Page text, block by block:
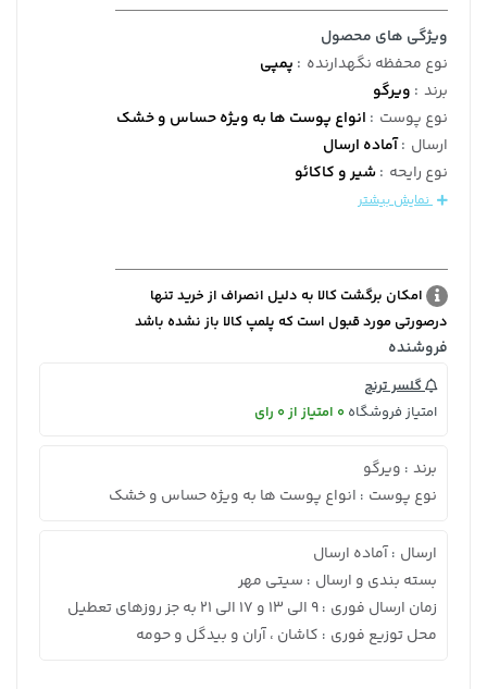
ویژگی های محصول
نوع محفظه نگهدارنده : پمپی
برند : ویرگو
نوع پوست : انواع پوست ها به ویژه حساس و خشک
ارسال :آماده ارسال
نوع رایحه :شیر و کاکائو
نمایش بیشتر
امکان برگشت کالا به دلیل انصراف از خرید تنها
درصورتی مورد قبول است که پلمپ کالا باز نشده باشد
فروشنده
گلسر ترنج
امتیاز فروشگاه 0 امتیاز از 0 رای
برند : ویرگو
نوع پوست : انواع پوست ها به ویژه حساس و خشک
ارسال : آماده ارسال
بسته بندی و ارسال : سیتی مهر
زمان ارسال فوری : 9 الی 13 و 17 الی 21 به جز روزهای تعطیل
محل توزیع فوری : کاشان ، آران و بیدگل و حومه